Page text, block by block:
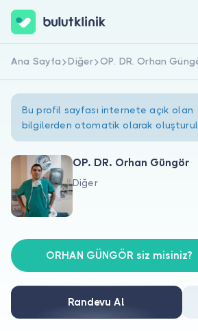
Hakkımızda
Doktorlar için
Doktor musunuz?
Hemen Kaydol
Ana Sayfa Diğer OP. DR. Orhan
Bu profil sayfası internete açık olan
bilgilerden otomatik olarak
OP. DR. Orhan Güngör
Diğer
ORHAN GÜNGÖR siz misiniz?
Randevu Al